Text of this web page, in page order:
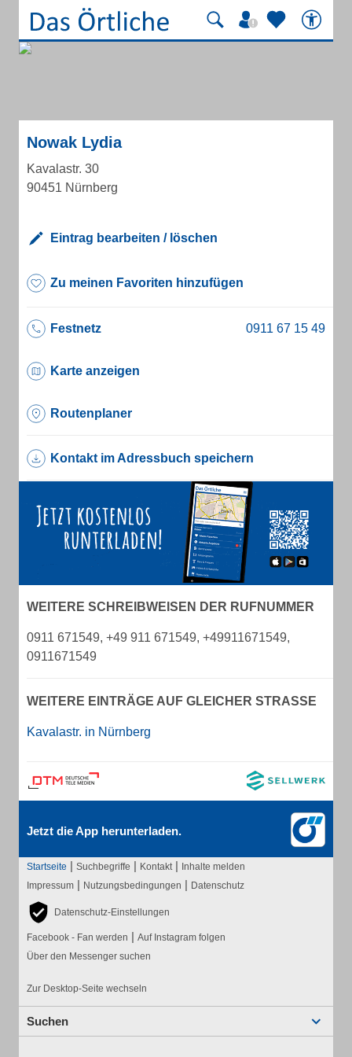
Nowak Lydia
Kavalastr. 30
90451 Nürnberg
Eintrag bearbeiten / löschen
Zu meinen Favoriten hinzufügen
Festnetz
Karte anzeigen
Routenplaner
Kontakt im Adressbuch speichern
WEITERE SCHREIBWEISEN DER RUFNUMMER
0911 671549, +49 911 671549, +49911671549,
0911671549
WEITERE EINTRÄGE AUF GLEICHER STRASSE
Kavalastr. in Nürnberg
Jetzt die App herunterladen.
Startseite | Suchbegriffe | Kontakt | Inhalte melden
Impressum | Nutzungsbedingungen | Datenschutz
Datenschutz-Einstellungen
Facebook - Fan werden | Auf Instagram folgen
Über den Messenger suchen
Zur Desktop-Seite wechseln
Suchen